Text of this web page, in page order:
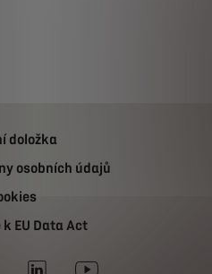
doložka
osobních údajů
EU Data Act